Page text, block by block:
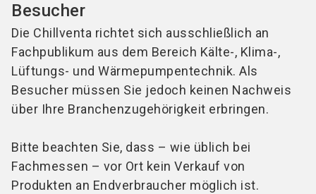
Besucher
Die Chillventa richtet sich ausschließlich an
Fachpublikum aus dem Bereich Kälte-, Klima-,
Lüftungs- und Wärmepumpentechnik. Als
Besucher müssen Sie jedoch keinen Nachweis
über Ihre Branchenzugehörigkeit erbringen.
Bitte beachten Sie, dass – wie üblich bei
Fachmessen – vor Ort kein Verkauf von
Produkten an Endverbraucher möglich ist.